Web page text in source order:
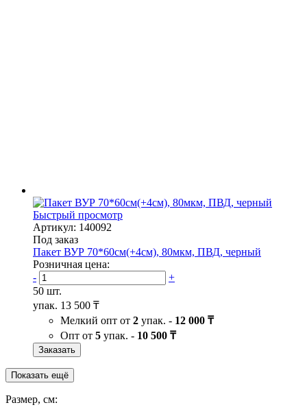
Быстрый просмотр
Артикул: 140092
Под заказ
Пакет ВУР 70*60см(+4см), 80мкм, ПВД, черный
Розничная цена:
-
+
50 шт.
упак. 13 500 ₸
Мелкий опт от 2 упак. - 12 000 ₸
Опт от 5 упак. - 10 500 ₸
Заказать
Показать ещё
Размер, см: